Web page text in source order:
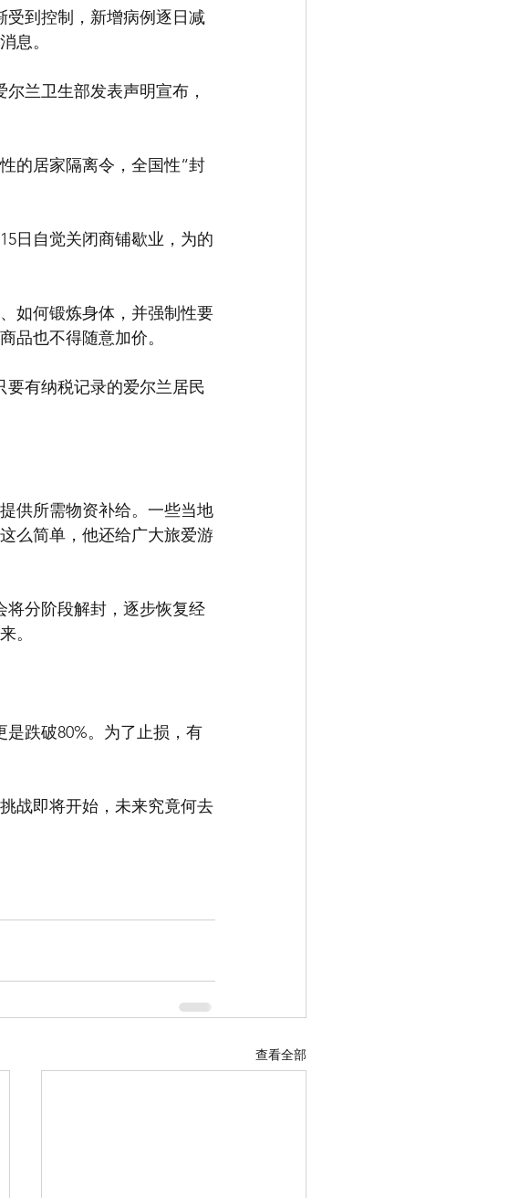
受到控制，新增病例逐日减
息。
兰卫生部发表声明宣布，
的居家隔离令，全国性“封
日自觉关闭商铺歇业，为的
如何锻炼身体，并强制性要
品也不得随意加价。
要有纳税记录的爱尔兰居民
供所需物资补给。一些当地
么简单，他还给广大旅爱游
将分阶段解封，逐步恢复经
。
跌破80%。为了止损，有
战即将开始，未来究竟何去
查看全部